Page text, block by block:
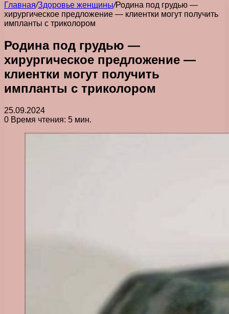
Главная/Здоровье женщины/Родина под грудью —
хирургическое предложение — клиентки могут получить
импланты с триколором
Родина под грудью —
хирургическое предложение —
клиентки могут получить
импланты с триколором
25.09.2024
0 Время чтения: 5 мин.